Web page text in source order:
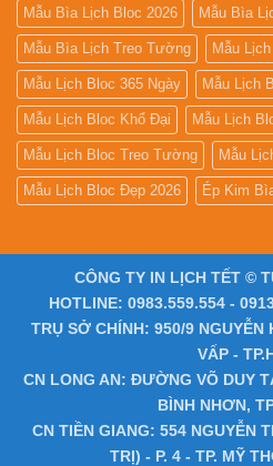
Mẫu Bìa Lịch Bloc 2026 Mẫu Bìa
Mẫu Bìa Lịch Treo Tường Mẫu
Mẫu Lịch Bloc 365 Ngày Mẫu Lịch
Mẫu Lịch Bloc Khổ Đại Mẫu Lịch
Mẫu Lịch Bloc Treo Tường Mẫu
Mẫu Lịch Bloc Đẹp 2026 Ép Kim
CÔNG TY IN LỊCH TẾT ©
HOTLINE: 0983.559.554 -
TRỤ SỞ CHÍNH: 950/9
VẤP -
CN LONG AN: ĐƯỜNG VÕ DUY
BÌNH NHƠN,
CN TIỀN GIANG: 554 NGUYỄN
TRỊ) - P. 4 - TP. MỸ